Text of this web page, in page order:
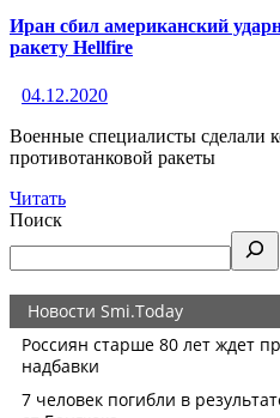
Иран сбил американский
ракету Hellfire
04.12.2020
Военные специалисты сделали
противотанковой ракеты
Читать
Поиск